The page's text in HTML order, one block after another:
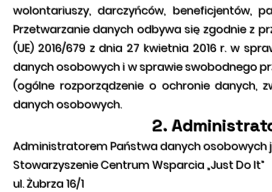
wolontariuszy, darczyńców, beneficjentów,
Przetwarzanie danych odbywa się zgodnie z
(UE) 2016/679 z dnia 27 kwietnia 2016 r. w
danych osobowych i w sprawie swobodnego
(ogólne rozporządzenie o ochronie danych,
danych osobowych.
2.
Administratorem Państwa danych osobowych
Stowarzyszenie Centrum Wsparcia „Just Do It”
ul. Żubrza 16/1